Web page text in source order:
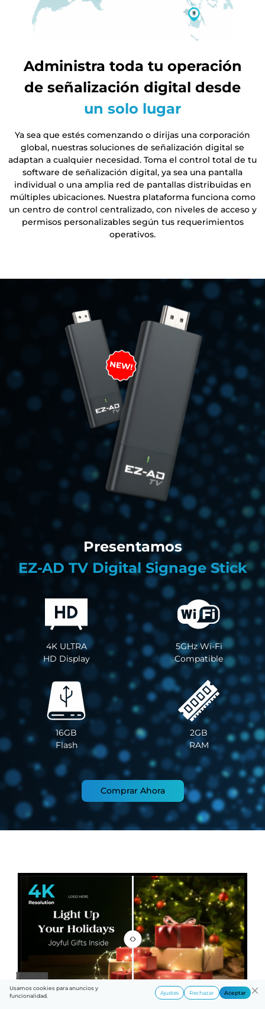
Administra toda tu operación
de señalización digital desde
un solo lugar
Ya sea que estés comenzando o dirijas una corporación
global, nuestras soluciones de señalización digital se
adaptan a cualquier necesidad. Toma el control total de tu
software de señalización digital, ya sea una pantalla
individual o una amplia red de pantallas distribuidas en
múltiples ubicaciones. Nuestra plataforma funciona como
un centro de control centralizado, con niveles de acceso y
permisos personalizables según tus requerimientos
operativos.
Presentamos
EZ-AD TV Digital Signage Stick
4K ULTRA
HD Display
5GHz Wi-Fi
Compatible
16GB
Flash
2GB
RAM
Comprar Ahora
Usamos cookies para anuncios y
funcionalidad.
Ajustes Rechazar Aceptar